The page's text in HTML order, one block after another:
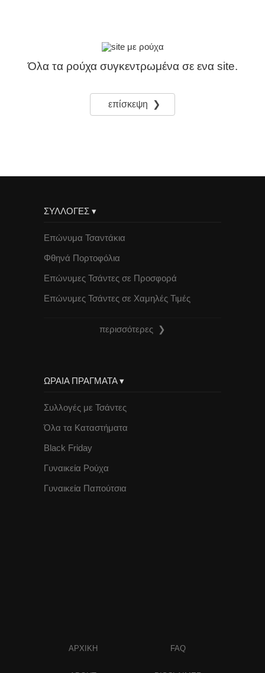
Όλα τα ρούχα συγκεντρωμένα σε ενα site.
επίσκεψη ❯
ΣΥΛΛΟΓΕΣ ▾
Επώνυμα Τσαντάκια
Φθηνά Πορτοφόλια
Επώνυμες Τσάντες σε Προσφορά
Επώνυμες Τσάντες σε Χαμηλές Τιμές
περισσότερες ❯
ΩΡΑΙΑ ΠΡΑΓΜΑΤΑ ▾
Συλλογές με Τσάντες
Όλα τα Καταστήματα
Black Friday
Γυναικεία Ρούχα
Γυναικεία Παπούτσια
ΑΡΧΙΚΗ FAQ